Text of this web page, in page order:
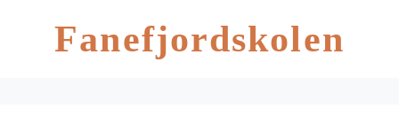
Fanefjordskolen